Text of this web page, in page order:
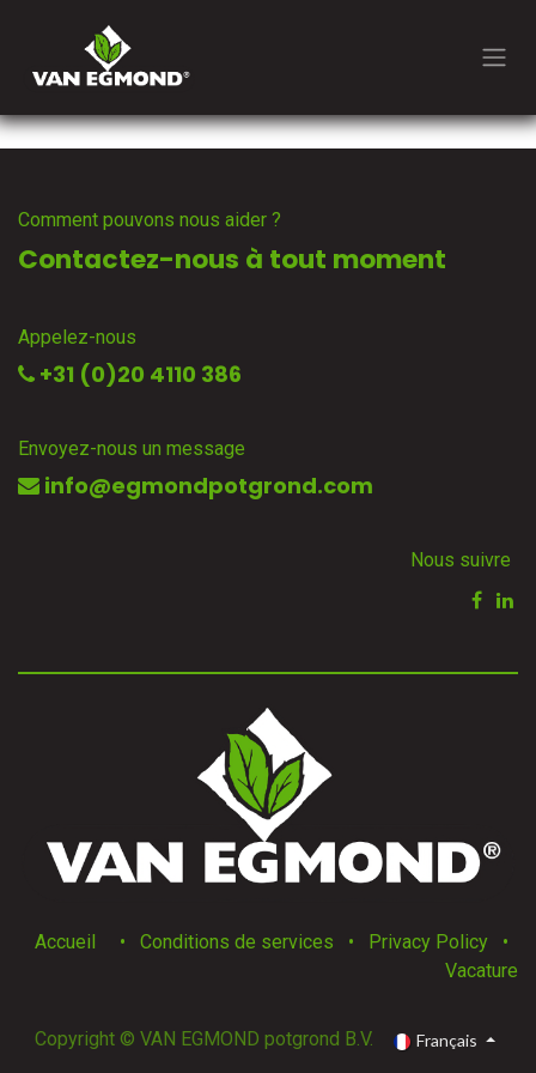
Comment pouvons nous aider ?
Contactez-nous à tout moment
Appelez-nous
+31 (0)20 4110 386
Envoyez-nous un message
info@egmondpotgrond.com
Nous suivre
Accueil • Conditions de services • Privacy Policy
•
Vacature
Copyright © VAN EGMOND potgrond B.V. Français